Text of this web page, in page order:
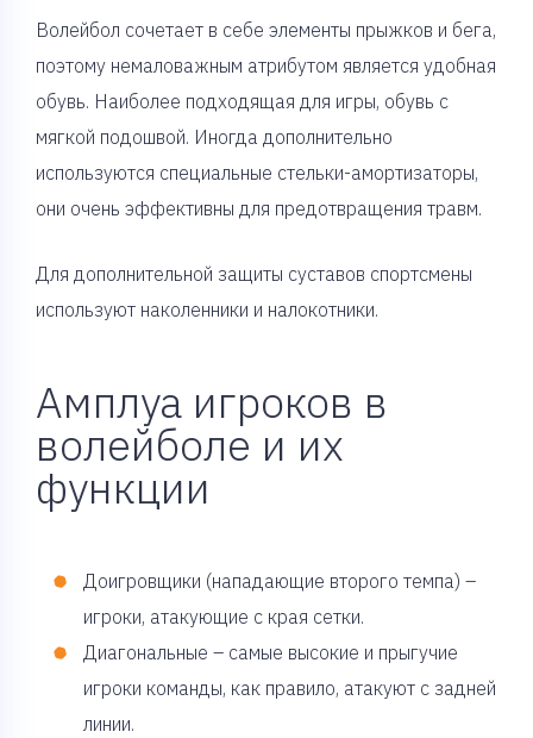
Волейбол сочетает в себе элементы прыжков и бега,
поэтому немаловажным атрибутом является удобная
обувь. Наиболее подходящая для игры, обувь с
мягкой подошвой. Иногда дополнительно
используются специальные стельки-амортизаторы,
они очень эффективны для предотвращения травм.
Для дополнительной защиты суставов спортсмены
используют наколенники и налокотники.
Амплуа игроков в
волейболе и их
функции
Доигровщики (нападающие второго темпа) –
игроки, атакующие с края сетки.
Диагональные – самые высокие и прыгучие
игроки команды, как правило, атакуют с задней
линии.